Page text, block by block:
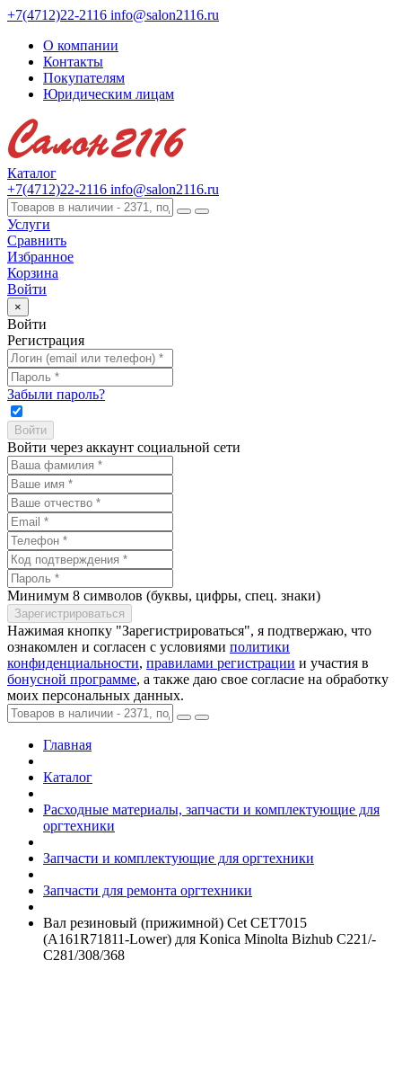
+7(4712)22-2116 info@salon2116.ru
О компании
Контакты
Покупателям
Юридическим лицам
Каталог
+7(4712)22-2116 info@salon2116.ru
Услуги
Сравнить
Избранное
Корзина
Войти
×
Войти
Регистрация
Забыли пароль?
Войти через аккаунт социальной сети
Минимум 8 символов (буквы, цифры, спец. знаки)
Нажимая кнопку "Зарегистрироваться", я подтвержаю, что
ознакомлен и согласен с условиями политики
конфиденциальности, правилами регистрации и участия в
бонусной программе, а также даю свое согласие на обработку
моих персональных данных.
Главная
Каталог
Расходные материалы, запчасти и комплектующие для
оргтехники
Запчасти и комплектующие для оргтехники
Запчасти для ремонта оргтехники
Вал резиновый (прижимной) Cet CET7015
(A161R71811-Lower) для Konica Minolta Bizhub C221/­
C281/­308/­368